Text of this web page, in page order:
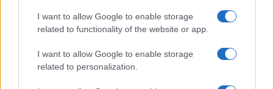
I want to allow Google to enable storage
related to functionality of the website or app.
I want to allow Google to enable storage
related to personalization.
formazione costante del personale: i ghisa devono
tornare a fare i ghisa, con tutti gli strumenti a loro
critica velata nei confronti del Comune di Milano,
visto che il sindaco Sala non ha proferito ancora